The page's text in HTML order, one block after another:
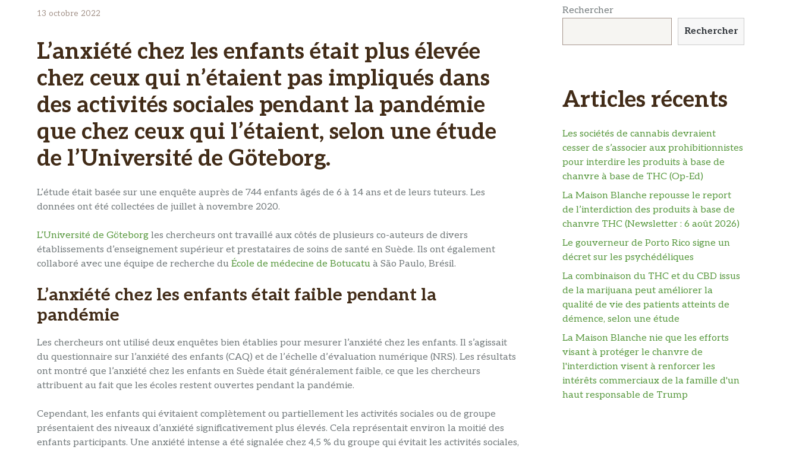
13 octobre 2022
L’anxiété chez les enfants était plus élevée
chez ceux qui n’étaient pas impliqués dans
des activités sociales pendant la pandémie
que chez ceux qui l’étaient, selon une étude
de l’Université de Göteborg.
L’étude était basée sur une enquête auprès de 744 enfants âgés de 6 à 14 ans et de leurs tuteurs. Les
données ont été collectées de juillet à novembre 2020.
L’Université de Göteborg les chercheurs ont travaillé aux côtés de plusieurs co-auteurs de divers
établissements d’enseignement supérieur et prestataires de soins de santé en Suède. Ils ont également
collaboré avec une équipe de recherche du École de médecine de Botucatu à São Paulo, Brésil.
L’anxiété chez les enfants était faible pendant la
pandémie
Les chercheurs ont utilisé deux enquêtes bien établies pour mesurer l’anxiété chez les enfants. Il s’agissait
du questionnaire sur l’anxiété des enfants (CAQ) et de l’échelle d’évaluation numérique (NRS). Les résultats
ont montré que l’anxiété chez les enfants en Suède était généralement faible, ce que les chercheurs
attribuent au fait que les écoles restent ouvertes pendant la pandémie.
Cependant, les enfants qui évitaient complètement ou partiellement les activités sociales ou de groupe
présentaient des niveaux d’anxiété significativement plus élevés. Cela représentait environ la moitié des
enfants participants. Une anxiété intense a été signalée chez 4,5 % du groupe qui évitait les activités sociales,
Rechercher
Rechercher
Articles récents
Les sociétés de cannabis devraient
cesser de s’associer aux prohibitionnistes
pour interdire les produits à base de
chanvre à base de THC (Op-Ed)
La Maison Blanche repousse le report
de l’interdiction des produits à base de
chanvre THC (Newsletter : 6 août 2026)
Le gouverneur de Porto Rico signe un
décret sur les psychédéliques
La combinaison du THC et du CBD issus
de la marijuana peut améliorer la
qualité de vie des patients atteints de
démence, selon une étude
La Maison Blanche nie que les efforts
visant à protéger le chanvre de
l'interdiction visent à renforcer les
intérêts commerciaux de la famille d'un
haut responsable de Trump